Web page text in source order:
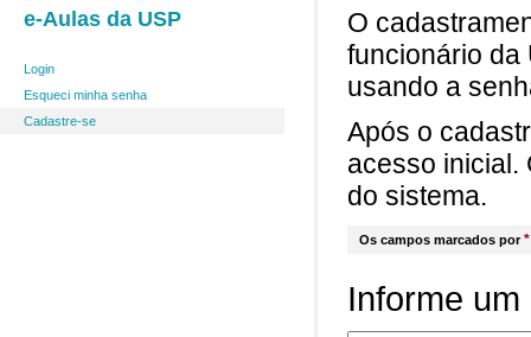
e-Aulas da USP
Login
Esqueci minha senha
Cadastre-se
O
funcionário da
usando a
Após o
acesso inicial.
do sistema.
Os campos marcados por*
Informe